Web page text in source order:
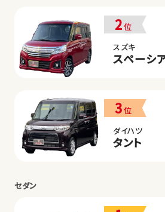
2位
スズキ
スペーシ
3位
ダイハツ
タント
セダン